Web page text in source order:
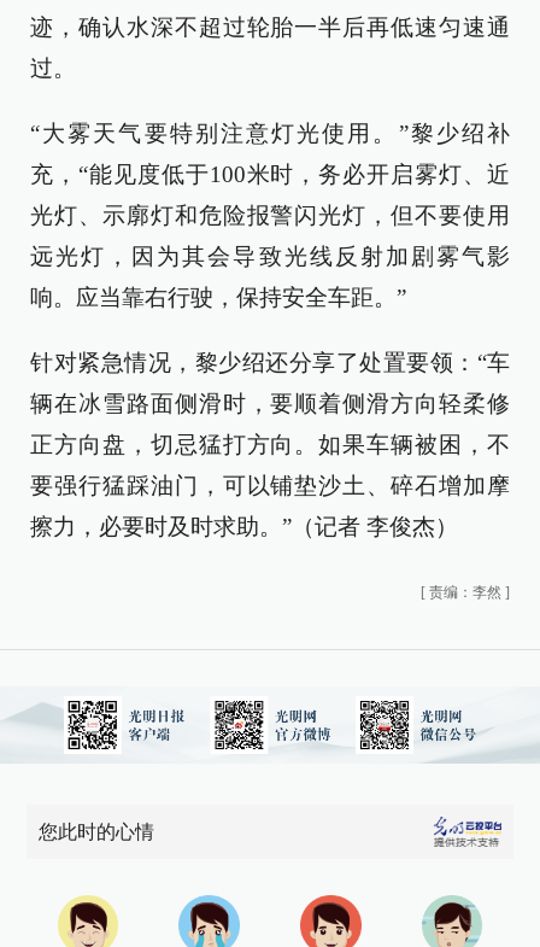
迹，确认水深不超过轮胎一半后再低速匀速通
过。
“大雾天气要特别注意灯光使用。”黎少绍补
充，“能见度低于100米时，务必开启雾灯、近
光灯、示廓灯和危险报警闪光灯，但不要使用
远光灯，因为其会导致光线反射加剧雾气影
响。应当靠右行驶，保持安全车距。”
针对紧急情况，黎少绍还分享了处置要领：“车
辆在冰雪路面侧滑时，要顺着侧滑方向轻柔修
正方向盘，切忌猛打方向。如果车辆被困，不
要强行猛踩油门，可以铺垫沙土、碎石增加摩
擦力，必要时及时求助。”（记者 李俊杰）
[ 责编：李然 ]
您此时的心情